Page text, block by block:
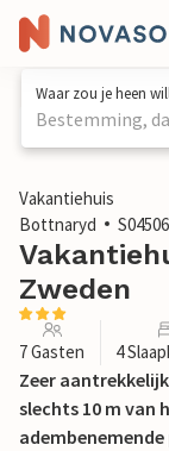
Waar zou je heen
Bestemming,
1 / 21
Vakantiehuis
Bottnaryd
S04506
Zweden
7 Gasten 4
Zeer
slechts 10 m van